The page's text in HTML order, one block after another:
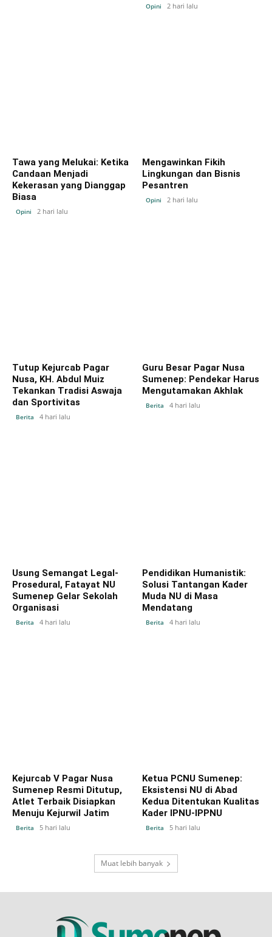
Opini 2 hari lalu
Tawa yang Melukai: Ketika
Candaan Menjadi
Kekerasan yang Dianggap
Biasa
Opini 2 hari lalu
Mengawinkan Fikih
Lingkungan dan Bisnis
Pesantren
Opini 2 hari lalu
Tutup Kejurcab Pagar
Nusa, KH. Abdul Muiz
Tekankan Tradisi Aswaja
dan Sportivitas
Berita 4 hari lalu
Guru Besar Pagar Nusa
Sumenep: Pendekar Harus
Mengutamakan Akhlak
Berita 4 hari lalu
Usung Semangat Legal-
Prosedural, Fatayat NU
Sumenep Gelar Sekolah
Organisasi
Berita 4 hari lalu
Pendidikan Humanistik:
Solusi Tantangan Kader
Muda NU di Masa
Mendatang
Berita 4 hari lalu
Kejurcab V Pagar Nusa
Sumenep Resmi Ditutup,
Atlet Terbaik Disiapkan
Menuju Kejurwil Jatim
Berita 5 hari lalu
Ketua PCNU Sumenep:
Eksistensi NU di Abad
Kedua Ditentukan Kualitas
Kader IPNU-IPPNU
Berita 5 hari lalu
Muat lebih banyak